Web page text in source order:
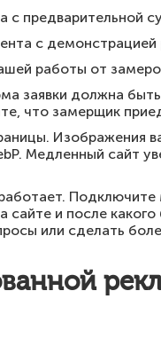
с предварительной
с демонстрацией
работы от
заявки должна
что замерщик
Изображения
Медленный сайт
сайте и после
или сделать